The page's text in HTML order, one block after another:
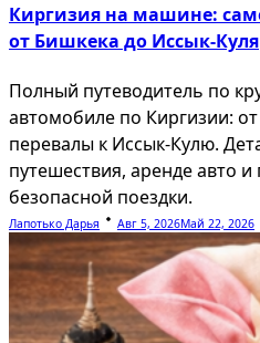
Киргизия на машине:
от Бишкека до Иссык-Куля
Полный путеводитель по
автомобиле по Киргизии:
перевалы к Иссык-Кулю.
путешествия, аренде авто
безопасной поездки.
Лапотько Дарья Авг 5, 2026Май 22, 2026